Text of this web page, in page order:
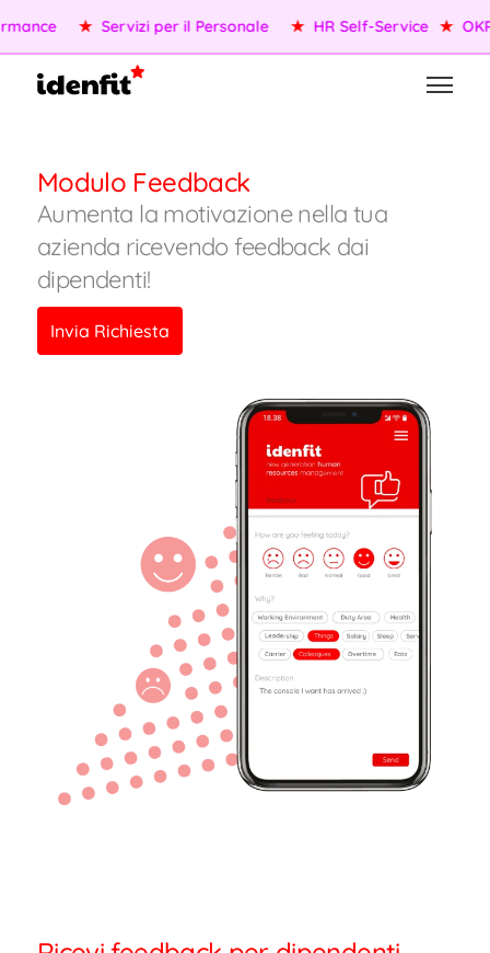
Servizi per il Personale HR Self-Service ★ OKR/
Modulo Feedback
Aumenta la motivazione nella tua
azienda ricevendo feedback dai
dipendenti!
Invia Richiesta